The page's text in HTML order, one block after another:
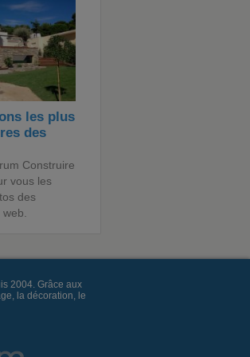
les plus
des
Construire
vous les
des
2004. Grâce aux
la décoration, le